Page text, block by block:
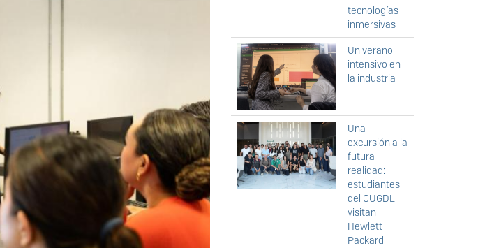
tecnologías
inmersivas
Un verano
intensivo en
la industria
Una
excursión a la
futura
realidad:
estudiantes
del CUGDL
visitan
Hewlett
Packard